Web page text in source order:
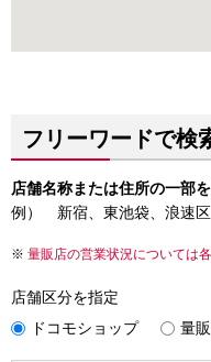
フリーワードで検
店舗名称または住所の一部
例） 新宿、東池袋、浪速
量販店の営業状況については
店舗区分を指定
ドコモショップ
量